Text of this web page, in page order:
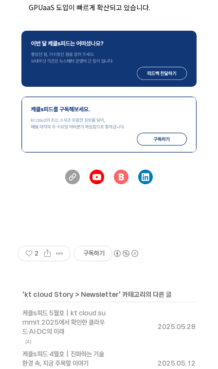
GPUaaS 도입이 빠르게 확산되고 있습니다.
2 구독하기
' kt cloud Story > Newsletter' 카테고리의 다른 글
케클s피드 5월호｜kt cloud su
mmit 2025에서 확인한 클라우
드·AI·DC의 미래
(4)
2025.05.28
케클s피드 4월호｜진화하는 기술
환경 속, 지금 주목할 이야기
2025.05.12